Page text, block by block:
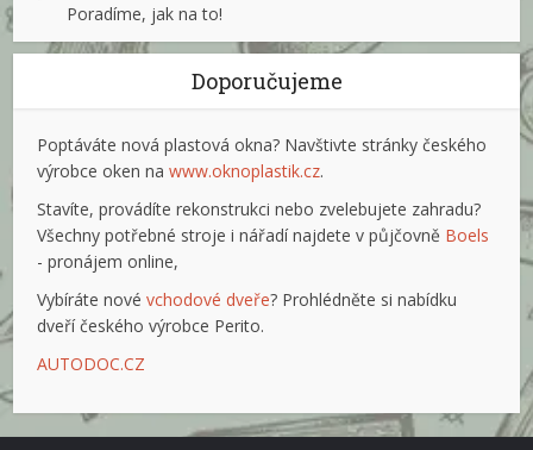
Poradíme, jak na to!
Doporučujeme
Poptáváte nová plastová okna? Navštivte stránky českého
výrobce oken nawww.oknoplastik.cz.
Stavíte, provádíte rekonstrukci nebo zvelebujete zahradu?
Všechny potřebné stroje i nářadí najdete v půjčovně Boels
- pronájem online,
Vybíráte novévchodové dveře? Prohlédněte si nabídku
dveří českého výrobce Perito.
AUTODOC.CZ